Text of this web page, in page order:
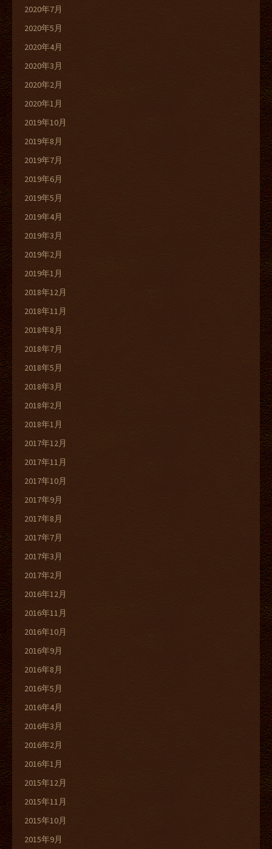
2020年7月
2020年5月
2020年4月
2020年3月
2020年2月
2020年1月
2019年10月
2019年8月
2019年7月
2019年6月
2019年5月
2019年4月
2019年3月
2019年2月
2019年1月
2018年12月
2018年11月
2018年8月
2018年7月
2018年5月
2018年3月
2018年2月
2018年1月
2017年12月
2017年11月
2017年10月
2017年9月
2017年8月
2017年7月
2017年3月
2017年2月
2016年12月
2016年11月
2016年10月
2016年9月
2016年8月
2016年5月
2016年4月
2016年3月
2016年2月
2016年1月
2015年12月
2015年11月
2015年10月
2015年9月